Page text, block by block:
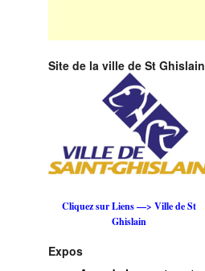
Site de la ville de St Ghislain
Cliquez sur Liens —> Ville de St
Ghislain
Expos